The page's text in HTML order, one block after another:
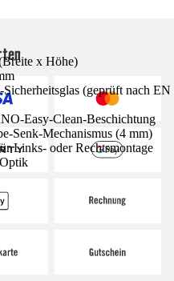
x Höhe)
(geprüft nach EN
Easy-Clean-Beschichtung
Senk-Mechanismus (4 mm)
Links- oder Rechtsmontage